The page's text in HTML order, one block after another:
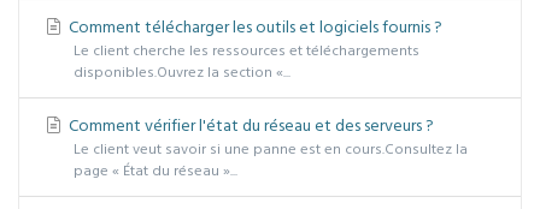
Comment télécharger les outils et logiciels fournis ?
Le client cherche les ressources et téléchargements
disponibles.Ouvrez la section «...
Comment vérifier l'état du réseau et des serveurs ?
Le client veut savoir si une panne est en cours.Consultez la
page « État du réseau »...